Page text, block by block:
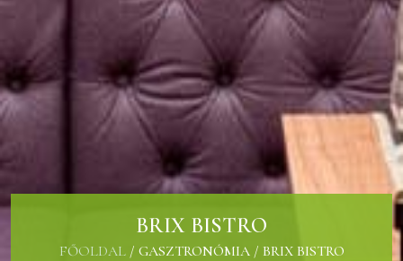
BRIX BISTRO
FŐOLDAL / GASZTRONÓMIA / BRIX BISTRO